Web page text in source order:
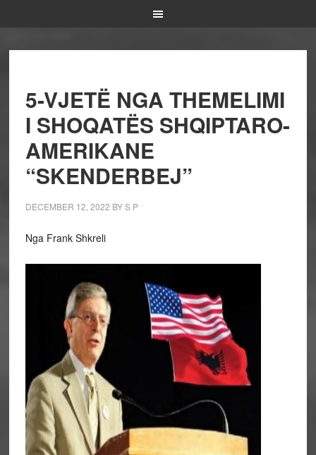
5-VJETË NGA THEMELIMI
I SHOQATËS SHQIPTARO-
AMERIKANE
“SKENDERBEJ”
DECEMBER 12, 2022 BYS P
Nga Frank Shkreli